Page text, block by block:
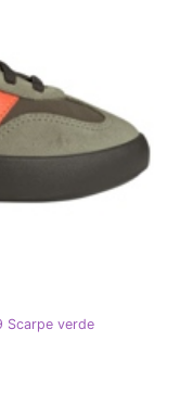
Scarpe verde